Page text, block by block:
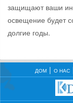
защищают ваши
освещение будет
долгие годы.
ДОМ О НАС